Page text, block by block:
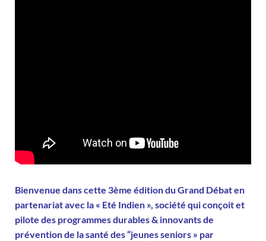
Bienvenue dans cette 3ème édition du Grand Débat en
partenariat avec la « Eté Indien », société qui conçoit et
pilote des programmes durables & innovants de
prévention de la santé des “jeunes seniors » par